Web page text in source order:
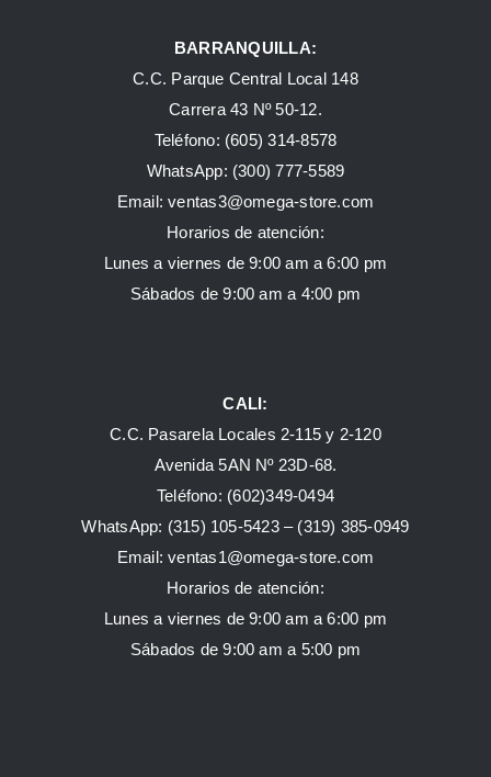
BARRANQUILLA:
C.C. Parque Central Local 148
Carrera 43 Nº 50-12.
Teléfono: (605) 314-8578
WhatsApp: (300) 777-5589
Email: ventas3@omega-store.com
Horarios de atención:
Lunes a viernes de 9:00 am a 6:00 pm
Sábados de 9:00 am a 4:00 pm
CALI:
C.C. Pasarela Locales 2-115 y 2-120
Avenida 5AN Nº 23D-68.
Teléfono: (602)349-0494
WhatsApp: (315) 105-5423 – (319) 385-0949
Email:ventas1@omega-store.com
Horarios de atención:
Lunes a viernes de 9:00 am a 6:00 pm
Sábados de 9:00 am a 5:00 pm